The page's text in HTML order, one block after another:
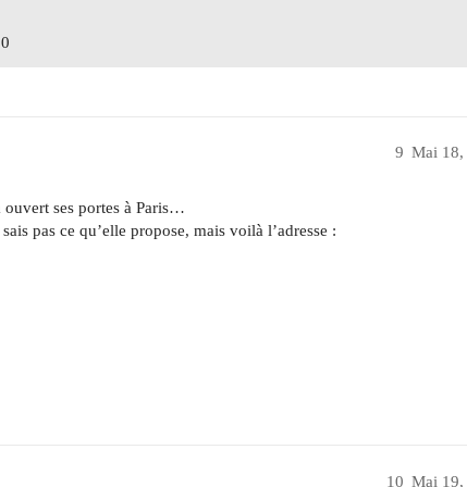
Mai 18,
9
ses portes à Paris…
pas ce qu’elle propose, mais voilà l’adresse :
Mai 19,
10